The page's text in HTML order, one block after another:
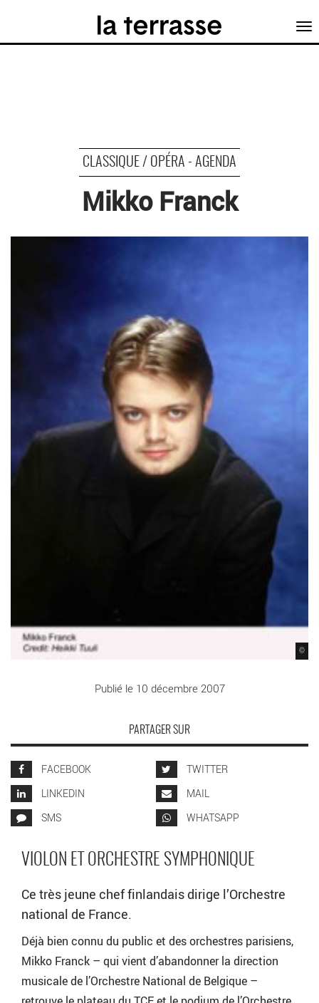
CLASSIQUE / OPÉRA - AGENDA
Mikko Franck
©
Publié le 10 décembre 2007
PARTAGER SUR
FACEBOOK
TWITTER
LINKEDIN
MAIL
SMS
WHATSAPP
VIOLON ET ORCHESTRE SYMPHONIQUE
Ce très jeune chef finlandais dirige l’Orchestre
national de France.
Déjà bien connu du public et des orchestres parisiens,
Mikko Franck – qui vient d’abandonner la direction
musicale de l’Orchestre National de Belgique –